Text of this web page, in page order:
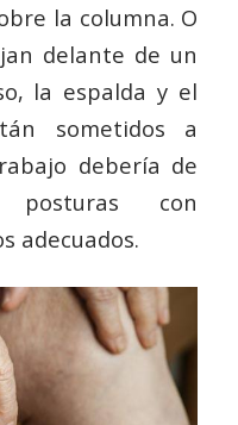
la columna. O
delante de un
la espalda y el
sometidos a
debería de
posturas con
adecuados.